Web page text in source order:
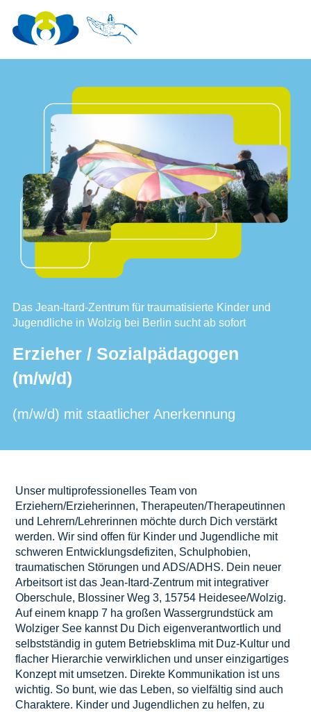
Das Jean-Itard-Zentrum für traumatisierte Kinder und
Jugendliche in Wolzig bei Berlin sucht ab sofort
Erzieher / Sozialpädagogen
(m/w/d)
(m/w/d) mit staatlicher Anerkennung
Unser multiprofessionelles Team von
Erziehern/Erzieherinnen, Therapeuten/Therapeutinnen
und Lehrern/Lehrerinnen möchte durch Dich verstärkt
werden. Wir sind offen für Kinder und Jugendliche mit
schweren Entwicklungsdefiziten, Schulphobien,
traumatischen Störungen und ADS/ADHS. Dein neuer
Arbeitsort ist das Jean-Itard-Zentrum mit integrativer
Oberschule, Blossiner Weg 3, 15754 Heidesee/Wolzig.
Auf einem knapp 7 ha großen Wassergrundstück am
Wolziger See kannst Du Dich eigenverantwortlich und
selbstständig in gutem Betriebsklima mit Duz-Kultur und
flacher Hierarchie verwirklichen und unser einzigartiges
Konzept mit umsetzen. Direkte Kommunikation ist uns
wichtig. So bunt, wie das Leben, so vielfältig sind auch
Charaktere. Kinder und Jugendlichen zu helfen, zu